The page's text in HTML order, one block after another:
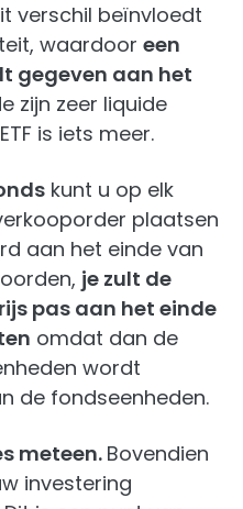
verschil beïnvloedt
waardoor een
gegeven aan het
zijn zeer liquide
is iets meer.
kunt u op elk
plaatsen
aan het einde van
je zult de
pas aan het einde
omdat dan de
wordt
de fondseenheden.
meteen. Bovendien
investering